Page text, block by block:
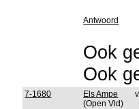
Antwoord
Ook
Ook
7-1680
Els Ampe
(Open Vld)